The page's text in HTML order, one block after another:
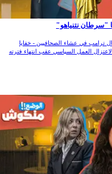
نتنياهو"
في عشاء الصحافيين - خفايا
العمل السياسي عقب انتهاء فترته